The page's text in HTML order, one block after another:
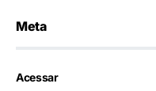
Meta
Acessar